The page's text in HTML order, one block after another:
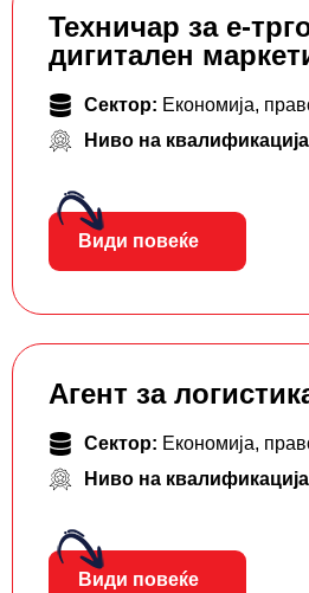
Teхничар за е-
дигитален
Сектор: Економија,
Ниво на
Види повеќе
Агент за
Сектор: Економија,
Ниво на
Види повеќе